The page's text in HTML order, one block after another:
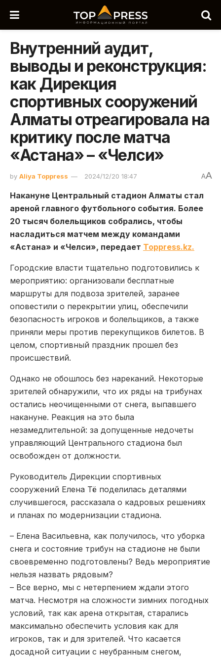
Внутренний аудит,
выводы и реконструкция:
как Дирекция
спортивных сооружений
Алматы отреагировала на
критику после матча
«Астана» – «Челси»
by Aliya Toppress 2024/12/20 18:47 AA
Накануне Центральный стадион Алматы стал
ареной главного футбольного события. Более
20 тысяч болельщиков собрались, чтобы
насладиться матчем между командами
«Астана» и «Челси», передает Toppress.kz.
Городские власти тщательно подготовились к
мероприятию: организовали бесплатные
маршруты для подвоза зрителей, заранее
оповестили о перекрытии улиц, обеспечили
безопасность игроков и болельщиков, а также
приняли меры против перекупщиков билетов. В
целом, спортивный праздник прошел без
происшествий.
Однако не обошлось без нареканий. Некоторые
зрителей обнаружили, что их ряды на трибунах
остались неочищенными от снега, выпавшего
накануне. Реакция на это была
незамедлительной: за допущенные недочеты
управляющий Центрального стадиона был
освобожден от должности.
Руководитель Дирекции спортивных
сооружений Елена Тё поделилась деталями
случившегося, рассказала о кадровых решениях
и планах по модернизации стадиона.
– Елена Васильевна, как получилось, что уборка
снега и состояние трибун на стадионе не были
своевременно подготовлены? Ведь мероприятие
нельзя назвать рядовым?
– Все верно, мы с нетерпением ждали этого
матча. Несмотря на сложности зимних погодных
условий, так как арена открытая, старались
максимально обеспечить условия как для
игроков, так и для зрителей. Что касается
досадной ситуации с неубранным снегом,